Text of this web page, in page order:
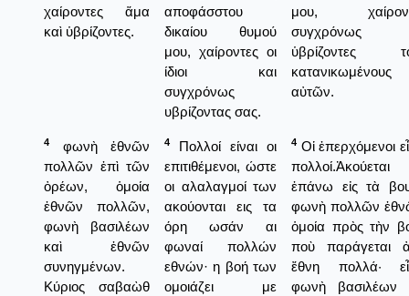
χαίροντες ἅμα
καὶ ὑβρίζοντες.
αποφάσστου
δικαίου θυμού
μου, χαίροντες οι
ίδιοι και
συγχρόνως
υβρίζοντας σας.
μου,
συγχρόνως
ὑβρίζοντες
κατανικωμένους
αὐτῶν.
4
φωνὴ ἐθνῶν
πολλῶν ἐπὶ τῶν
ὀρέων, ὁμοία
ἐθνῶν πολλῶν,
φωνὴ βασιλέων
καὶ ἐθνῶν
συνηγμένων.
Κύριος σαβαὼθ
4
Πολλοί είναι οι
επιτιθέμενοι, ώστε
οι αλαλαγμοί των
ακούονται εις τα
όρη ωσάν αι
φωναί πολλών
εθνών· η βοή των
ομοιάζει με
4 Οἱ ἐπερχόμενοι
πολλοί.Ἀκούεται
ἐπάνω εἰς τὰ
φωνὴ πολλῶν
ὁμοία πρὸς τὴν
ποὺ παράγεται
ἔθνη πολλά·
φωνὴ βασιλέων